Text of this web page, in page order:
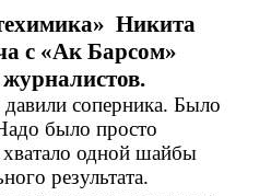
Никита
с «Ак Барсом»
соперника. Было
было просто
хватало одной шайбы
результата.